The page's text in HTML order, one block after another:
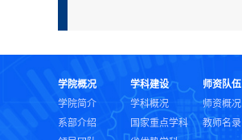
学院概况
学院简介
系部介绍
学科建设
学科概况
国家重点学科
师资队伍
师资概况
教师名录